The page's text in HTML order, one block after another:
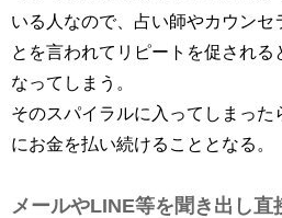
いる人なので、占い師やカウンセ
とを言われてリピートを促される
なってしまう。
そのスパイラルに入ってしまった
にお金を払い続けることとなる。
メールやLINE等を聞き出し直